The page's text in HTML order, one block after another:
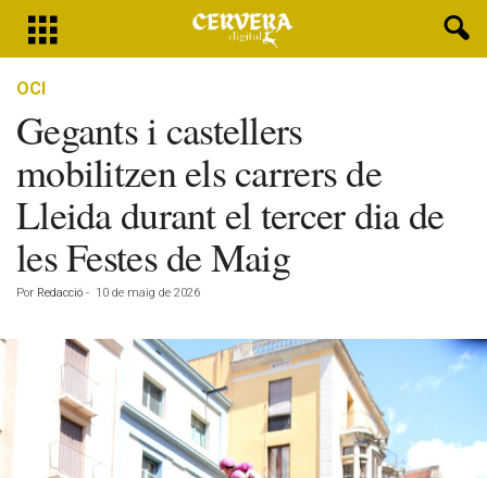
OCI
Gegants i castellers
mobilitzen els carrers de
Lleida durant el tercer dia de
les Festes de Maig
Por Redacció - 10 de maig de 2026